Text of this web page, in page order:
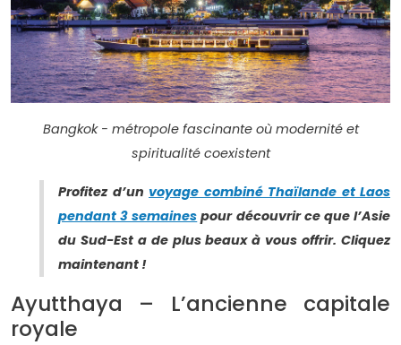
Bangkok - métropole fascinante où modernité et
spiritualité coexistent
Profitez d’un voyage combiné Thaïlande et Laos
pendant 3 semaines pour découvrir ce que l’Asie
du Sud-Est a de plus beaux à vous offrir. Cliquez
maintenant !
Ayutthaya – L’ancienne capitale
royale